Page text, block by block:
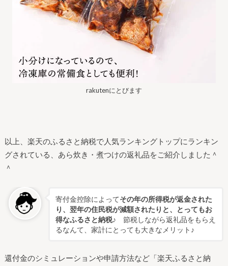
rakutenにとびます
以上、楽天のふるさと納税で人気ランキングトップにランキン
グされている、あら炊き・煮つけの返礼品をご紹介しました＾
＾
寄付金控除によってその年の所得税が返金された
り、翌年の住民税が減額されたりと、とってもお
得なふるさと納税♪ 節税しながら返礼品をもらえ
るなんて、家計にとっても大きなメリット♪
還付金のシミュレーションや申請方法など「楽天ふるさと納